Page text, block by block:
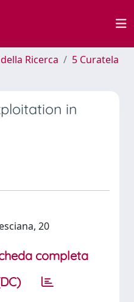
Ricerca
5 Curatela
in
20
completa